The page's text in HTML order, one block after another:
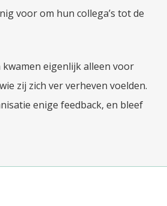
voor om hun collega’s tot de
eigenlijk alleen voor
zij zich ver verheven voelden.
enige feedback, en bleef